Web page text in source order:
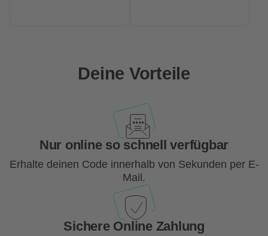
Deine Vorteile
Nur online so schnell verfügbar
Erhalte deinen Code innerhalb von Sekunden per E-
Mail.
Sichere Online Zahlung